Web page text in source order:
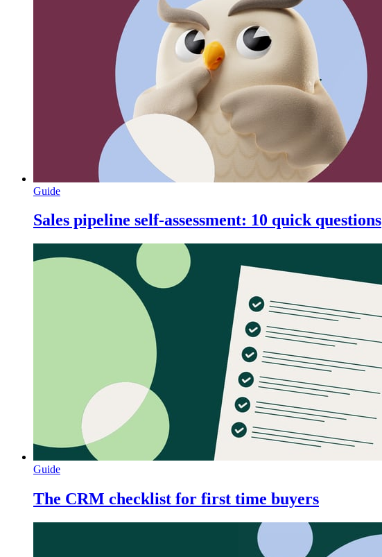
Guide
Sales pipeline self-assessment: 10 quick questions
Guide
The CRM checklist for first time buyers